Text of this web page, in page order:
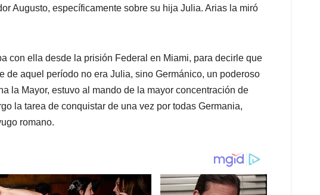
Augusto, específicamente sobre su hija Julia. Arias la miró
con ella desde la prisión Federal en Miami, para decirle que
de aquel período no era Julia, sino Germánico, un poderoso
la Mayor, estuvo al mando de la mayor concentración de
la tarea de conquistar de una vez por todas Germania,
romano.